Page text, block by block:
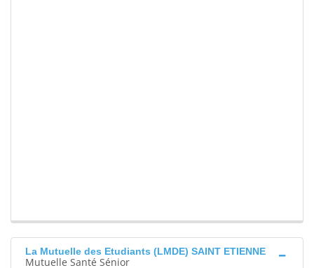
La Mutuelle des Etudiants (LMDE) SAINT ETIENNE
Mutuelle Santé Sénior